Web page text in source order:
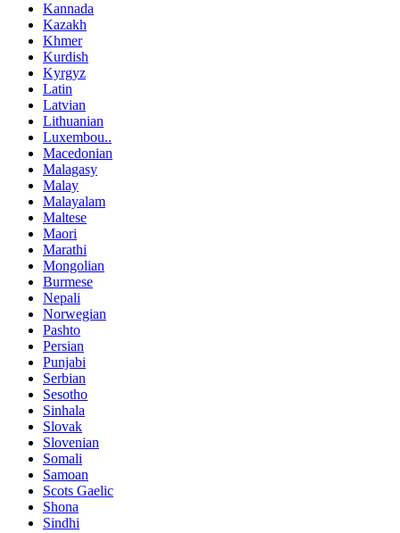
Kannada
Kazakh
Khmer
Kurdish
Kyrgyz
Latin
Latvian
Lithuanian
Luxembou..
Macedonian
Malagasy
Malay
Malayalam
Maltese
Maori
Marathi
Mongolian
Burmese
Nepali
Norwegian
Pashto
Persian
Punjabi
Serbian
Sesotho
Sinhala
Slovak
Slovenian
Somali
Samoan
Scots Gaelic
Shona
Sindhi